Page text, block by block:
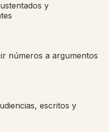
y
números a argumentos
escritos y